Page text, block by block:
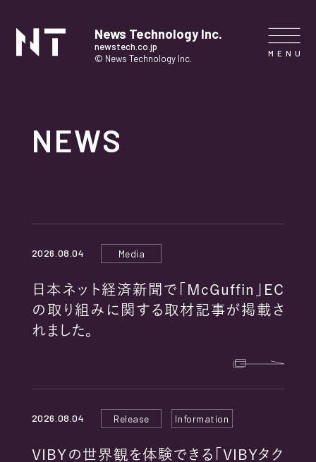
News Technology Inc.
newstech.co.jp
© News Technology Inc.
POLICY
NEWS
2026.08.04 Media
日本ネット経済新聞で「McGuffin」EC
の取り組みに関する取材記事が掲載さ
れました。
2026.08.04 Release Information
VIBYの世界観を体験できる「VIBYタク